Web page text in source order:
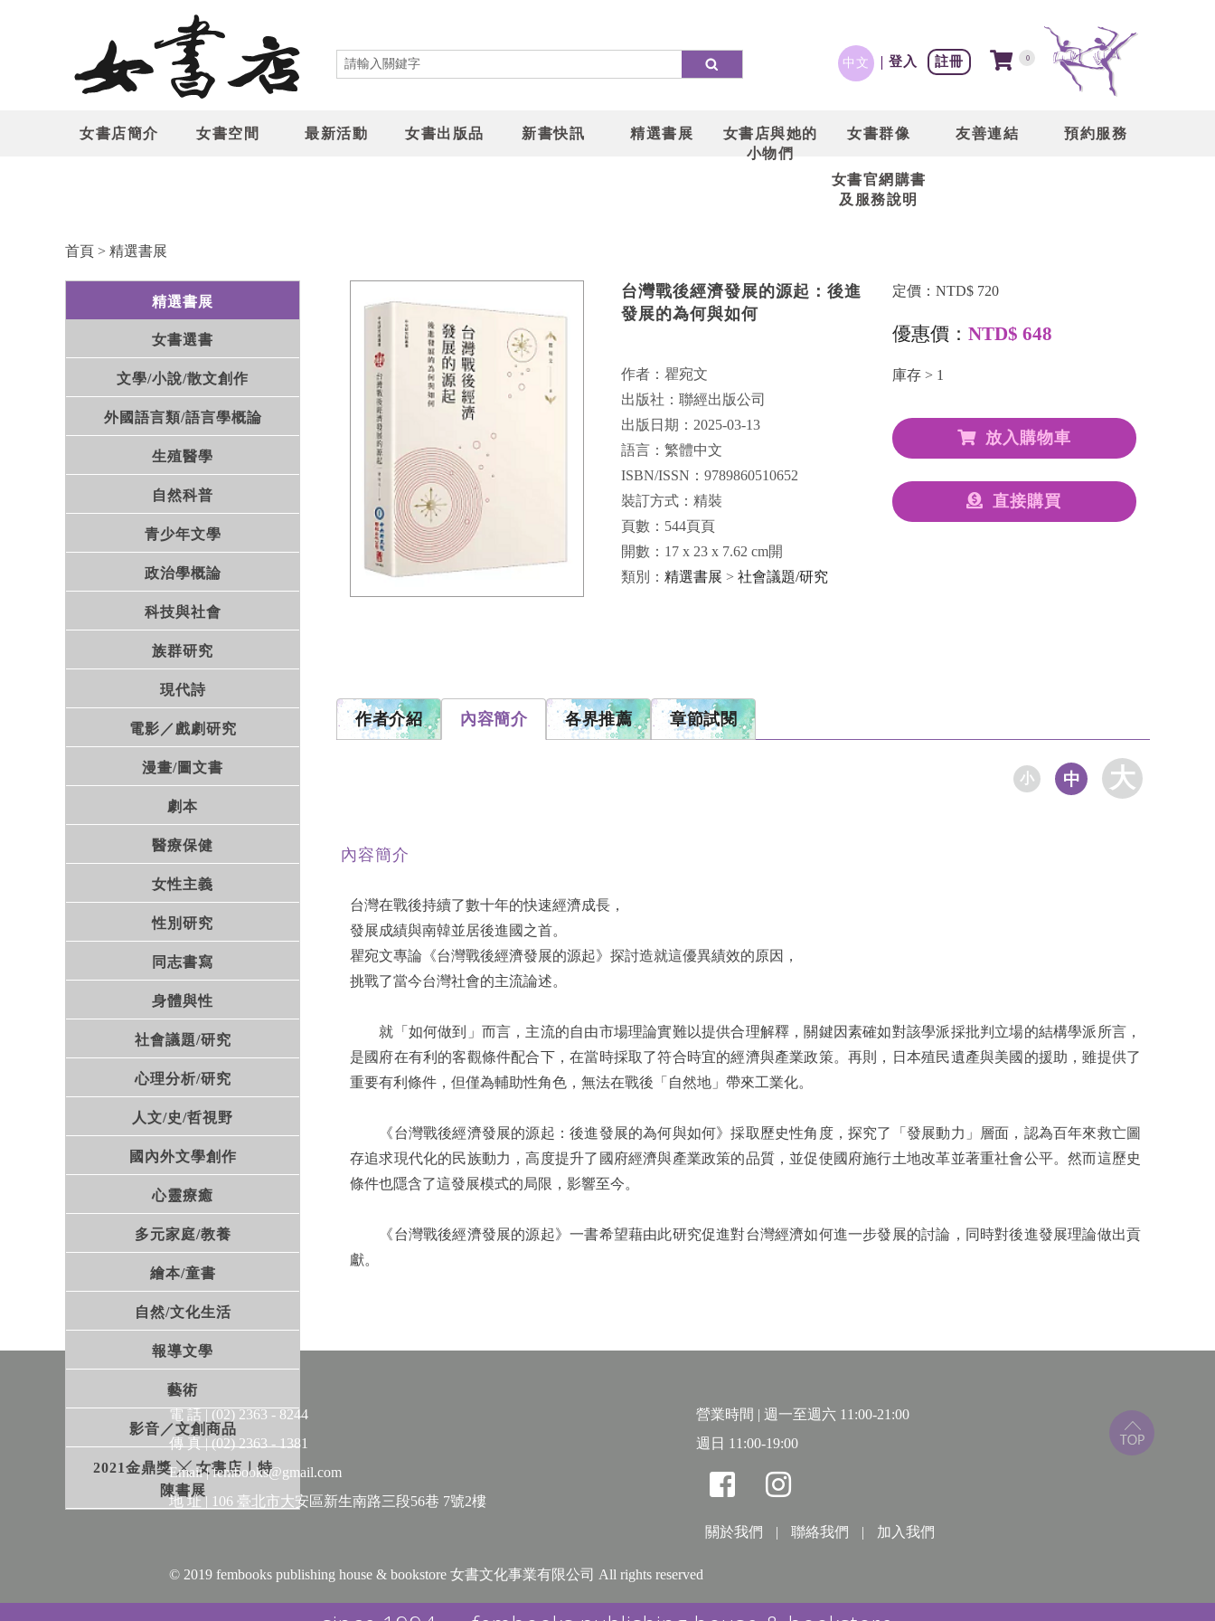
中文 登入 註冊 0
女書店簡介 女書空間 最新活動 女書出版品 新書快訊 精選書展
女書店與她的
小物們
女書群像 友善連結 預約服務
女書官網購書
及服務說明
首頁 > 精選書展
精選書展
女書選書
文學/小說/散文創作
外國語言類/語言學概論
生殖醫學
自然科普
青少年文學
政治學概論
科技與社會
族群研究
現代詩
電影／戲劇研究
漫畫/圖文書
劇本
醫療保健
女性主義
性別研究
同志書寫
身體與性
社會議題/研究
心理分析/研究
人文/史/哲視野
國內外文學創作
心靈療癒
多元家庭/教養
繪本/童書
自然/文化生活
報導文學
藝術
影音／文創商品
2021金鼎獎 ╳ 女書店｜特
陳書展
台灣戰後經濟發展的源起：後進
發展的為何與如何
作者：瞿宛文
出版社：聯經出版公司
出版日期：2025-03-13
語言：繁體中文
ISBN/ISSN：9789860510652
裝訂方式：精裝
頁數：544頁頁
開數：17 x 23 x 7.62 cm開
類別： 精選書展 > 社會議題/研究
定價：NTD$ 720
優惠價： NTD$ 648
庫存 > 1
放入購物車
直接購買
作者介紹 內容簡介 各界推薦 章節試閱
小 中 大
內容簡介
台灣在戰後持續了數十年的快速經濟成長，
發展成績與南韓並居後進國之首。
瞿宛文專論《台灣戰後經濟發展的源起》探討造就這優異績效的原因，
挑戰了當今台灣社會的主流論述。
就「如何做到」而言，主流的自由市場理論實難以提供合理解釋，關鍵因素確如對該學派採批判立場的結構學派所言，
是國府在有利的客觀條件配合下，在當時採取了符合時宜的經濟與產業政策。再則，日本殖民遺產與美國的援助，雖提供了
重要有利條件，但僅為輔助性角色，無法在戰後「自然地」帶來工業化。
《台灣戰後經濟發展的源起：後進發展的為何與如何》採取歷史性角度，探究了「發展動力」層面，認為百年來救亡圖
存追求現代化的民族動力，高度提升了國府經濟與產業政策的品質，並促使國府施行土地改革並著重社會公平。然而這歷史
條件也隱含了這發展模式的局限，影響至今。
《台灣戰後經濟發展的源起》一書希望藉由此研究促進對台灣經濟如何進一步發展的討論，同時對後進發展理論做出貢
獻。
電 話 | (02) 2363 - 8244
傳 真 | (02) 2363 - 1381
Email | fembooks@gmail.com
地 址 | 106 臺北市大安區新生南路三段56巷 7號2樓
營業時間 | 週一至週六 11:00-21:00
週日 11:00-19:00
關於我們 | 聯絡我們 | 加入我們
© 2019 fembooks publishing house & bookstore 女書文化事業有限公司 All rights reserved